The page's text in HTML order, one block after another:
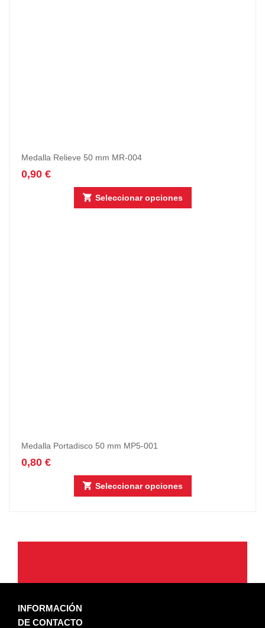
Medalla Relieve 50 mm MR-004
0,90 €
Seleccionar opciones
Medalla Portadisco 50 mm MP5-001
0,80 €
Seleccionar opciones
INFORMACIÓN
DE CONTACTO